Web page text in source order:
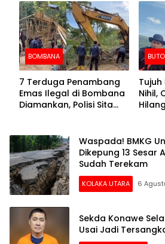
BOMBANA
7 Terduga Penambang
Emas Ilegal di Bombana
Diamankan, Polisi Sita
Nihil,
Waspada! BMKG
Dikepung 13 Sesar
Sudah Terekam
KOLAKA UTARA 6
Sekda Konawe
Usai Jadi